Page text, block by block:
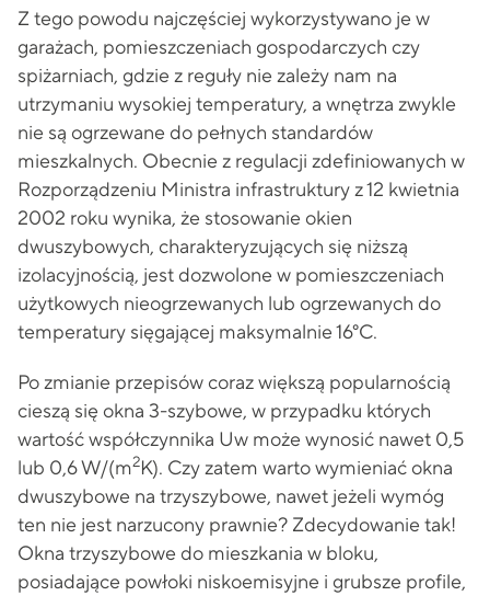
Z tego powodu najczęściej wykorzystywano je w
garażach, pomieszczeniach gospodarczych czy
spiżarniach, gdzie z reguły nie zależy nam na
utrzymaniu wysokiej temperatury, a wnętrza zwykle
nie są ogrzewane do pełnych standardów
mieszkalnych. Obecnie z regulacji zdefiniowanych w
Rozporządzeniu Ministra infrastruktury z 12 kwietnia
2002 roku wynika, że stosowanie okien
dwuszybowych, charakteryzujących się niższą
izolacyjnością, jest dozwolone w pomieszczeniach
użytkowych nieogrzewanych lub ogrzewanych do
temperatury sięgającej maksymalnie 16°C.
Po zmianie przepisów coraz większą popularnością
cieszą się okna 3-szybowe, w przypadku których
wartość współczynnika Uw może wynosić nawet 0,5
lub 0,6 W/(m2K). Czy zatem warto wymieniać okna
dwuszybowe na trzyszybowe, nawet jeżeli wymóg
ten nie jest narzucony prawnie? Zdecydowanie tak!
Okna trzyszybowe do mieszkania w bloku,
posiadające powłoki niskoemisyjne i grubsze profile,